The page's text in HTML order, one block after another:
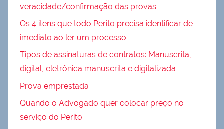
veracidade/confirmação das provas
Os 4 itens que todo Perito precisa identificar de
imediato ao ler um processo
Tipos de assinaturas de contratos: Manuscrita,
digital, eletrônica manuscrita e digitalizada
Prova emprestada
Quando o Advogado quer colocar preço no
serviço do Perito